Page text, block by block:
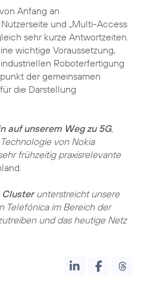
Anfang an
und „Multi-Access
sehr kurze Antwortzeiten.
wichtige Voraussetzung,
Roboterfertigung
der gemeinsamen
die Darstellung
auf unserem Weg zu 5G,
von Nokia
frühzeitig praxisrelevante
Clusterunterstreicht unsere
Telefónica im Bereich der
und das heutige Netz